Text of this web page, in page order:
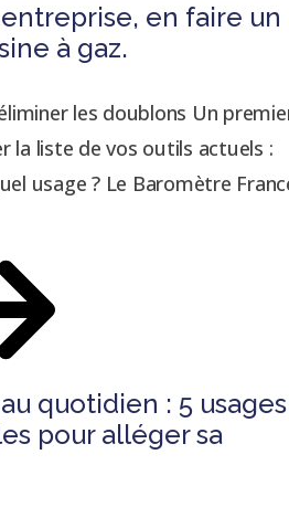
en faire un
à gaz.
les doublons Un
la liste de vos outils actuels :
usage ? Le Baromètre
quotidien : 5 usages
pour alléger sa